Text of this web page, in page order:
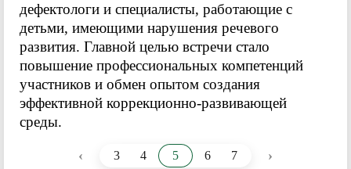
дефектологи и специалисты, работающие с
детьми, имеющими нарушения речевого
развития. Главной целью встречи стало
повышение профессиональных компетенций
участников и обмен опытом создания
эффективной коррекционно-развивающей
среды.
‹ 3 4 5 6 7 ›